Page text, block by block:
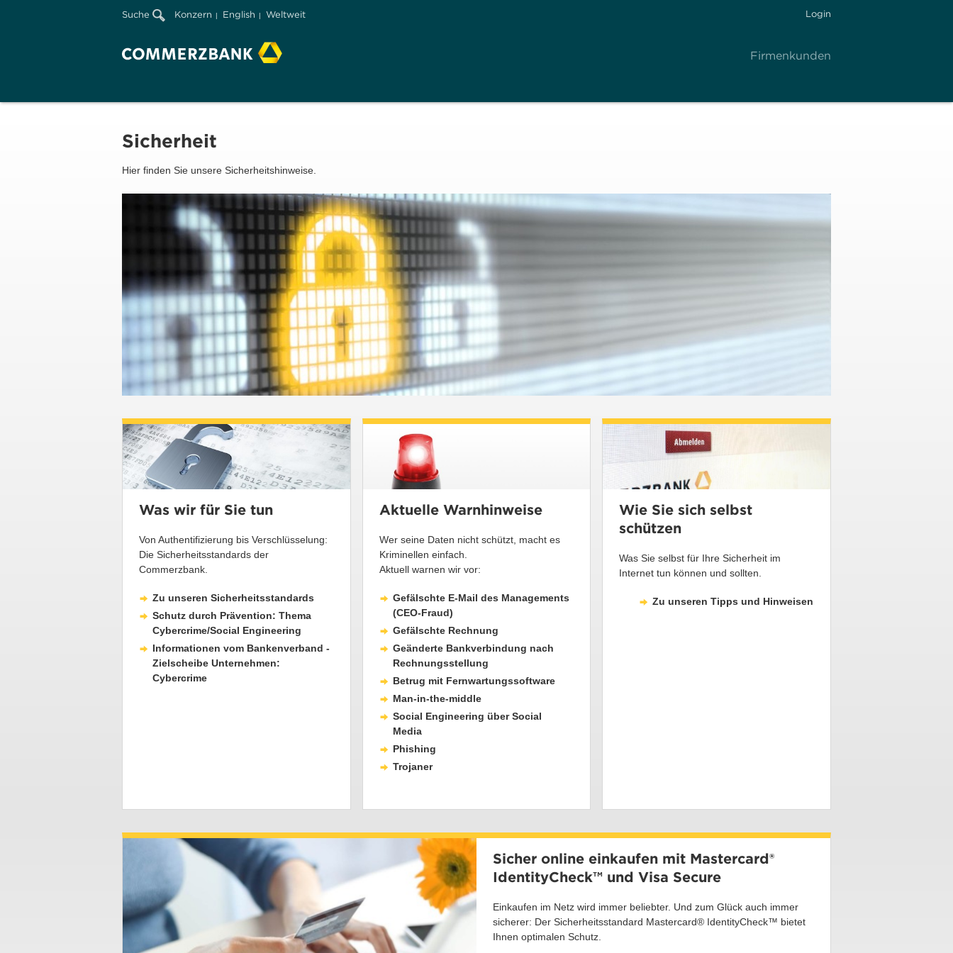
Suche Konzern English Weltweit Login
Firmenkunden
Sicherheit
Hier finden Sie unsere Sicherheitshinweise.
Was wir für Sie tun
Von Authentifizierung bis Verschlüsselung:
Die Sicherheitsstandards der
Commerzbank.
Zu unseren Sicherheitsstandards
Schutz durch Prävention: Thema
Cybercrime/Social Engineering
Informationen vom Bankenverband -
Zielscheibe Unternehmen:
Cybercrime
Aktuelle Warnhinweise
Wer seine Daten nicht schützt, macht es
Kriminellen einfach.
Aktuell warnen wir vor:
Gefälschte E-Mail des Managements
(CEO-Fraud)
Gefälschte Rechnung
Geänderte Bankverbindung nach
Rechnungsstellung
Betrug mit Fernwartungssoftware
Man-in-the-middle
Social Engineering über Social
Media
Phishing
Trojaner
Wie Sie sich selbst
schützen
Was Sie selbst für Ihre Sicherheit im
Internet tun können und sollten.
Zu unseren Tipps und Hinweisen
Sicher online einkaufen mit Mastercard®
IdentityCheck™ und Visa Secure
Einkaufen im Netz wird immer beliebter. Und zum Glück auch immer
sicherer: Der Sicherheitsstandard Mastercard® IdentityCheck™ bietet
Ihnen optimalen Schutz.